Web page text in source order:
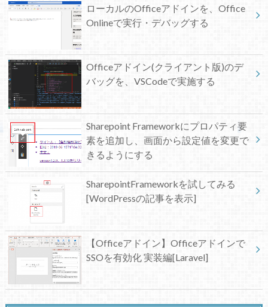
ローカルのOfficeアドインを、Office
Onlineで実行・デバッグする
Officeアドイン(クライアント版)のデ
バッグを、VSCodeで実施する
Sharepoint Frameworkにプロパティ要
素を追加し、画面から設定値を変更で
きるようにする
SharepointFrameworkを試してみる
[WordPressの記事を表示]
【Officeアドイン】Officeアドインで
SSOを有効化 実装編[Laravel]